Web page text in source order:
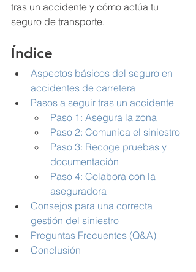
tras un accidente y cómo actúa tu
seguro de transporte.
Índice
Aspectos básicos del seguro en
accidentes de carretera
Pasos a seguir tras un accidente
Paso 1: Asegura la zona
Paso 2: Comunica el siniestro
Paso 3: Recoge pruebas y
documentación
Paso 4: Colabora con la
aseguradora
Consejos para una correcta
gestión del siniestro
Preguntas Frecuentes (Q&A)
Conclusión